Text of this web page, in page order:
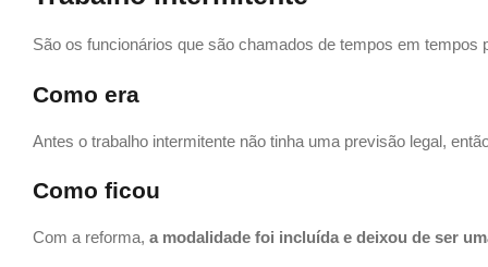
São os funcionários que são chamados de tempos em
Como era
Antes o trabalho intermitente não tinha uma previsão legal,
Como ficou
Com a reforma, a modalidade foi incluída e deixou de ser